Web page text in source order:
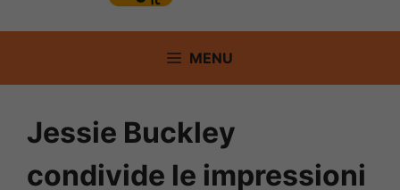
MENU
Jessie Buckley
condivide le impressioni